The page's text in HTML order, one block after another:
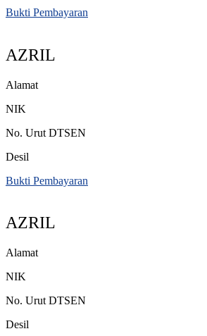
Bukti Pembayaran
AZRIL
Alamat
NIK
No. Urut DTSEN
Desil
Bukti Pembayaran
AZRIL
Alamat
NIK
No. Urut DTSEN
Desil